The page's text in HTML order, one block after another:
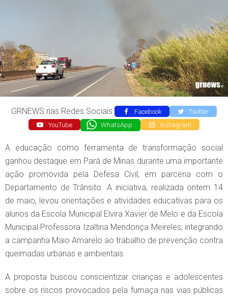
GRNEWS nas Redes Sociais Facebook
Twitter
YouTube
WhatsApp Instagram
A educação como ferramenta de transformação social
ganhou destaque em Pará de Minas durante uma importante
ação promovida pela Defesa Civil, em parceria com o
Departamento de Trânsito. A iniciativa, realizada ontem 14
de maio, levou orientações e atividades educativas para os
alunos da Escola Municipal Elvira Xavier de Melo e da Escola
Municipal Professora Izaltina Mendonça Meireles, integrando
a campanha Maio Amarelo ao trabalho de prevenção contra
queimadas urbanas e ambientais.
A proposta buscou conscientizar crianças e adolescentes
sobre os riscos provocados pela fumaça nas vias públicas